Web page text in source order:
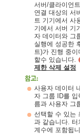
서버/클라이언
연결 대상의 서
트 기기에서 사
기에서 서버 기
자 데이터와 그
실행에 성공한
트)가 진행 중
할수 있습니다.
제한 삭제 설정
사용자 데이터
자 그룹 ID를
름과 사용자 그
선택할 수 있는
과 같습니다. 터
계수에 포함됩